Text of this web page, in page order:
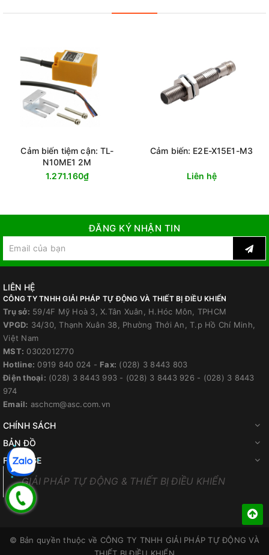
Cảm biến tiệm cận: TL-
N10ME1 2M
1.271.160₫
Cảm biến: E2E-X15E1-M3
Liên hệ
ĐĂNG KÝ NHẬN TIN
LIÊN HỆ
CÔNG TY TNHH GIẢI PHÁP TỰ ĐỘNG VÀ THIẾT BỊ ĐIỀU KHIỂN
Trụ sở: 59/4F Mỹ Hoà 3, X.Tân Xuân, H.Hóc Môn, TPHCM
VPGD: 34/30, Thạnh Xuân 38, Phường Thới An, T.p Hồ Chí Minh,
Việt Nam
MST: 0302012770
Hotline: 0919 840 024 - Fax: (028) 3 8443 803
Điện thoại: (028) 3 8443 993 - (028) 3 8443 926 - (028) 3 8443
974
Email: aschcm@asc.com.vn
CHÍNH SÁCH
BẢN ĐỒ
FANPAGE
GIẢI PHÁP TỰ ĐỘNG & THIẾT BỊ ĐIỀU KHIỂN
© Bản quyền thuộc về CÔNG TY TNHH GIẢI PHÁP TỰ ĐỘNG VÀ